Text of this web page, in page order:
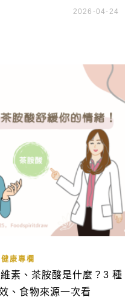
是熱門的保健食品，市售產品
2026-04-24
健康專欄
素、茶胺酸是什麼？3 種
、食物來源一次看